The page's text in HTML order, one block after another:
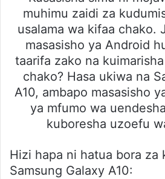
muhimu zaidi za
usalama wa kifaa chako.
masasisho ya Android
taarifa zako na
chako? Hasa ukiwa na
A10, ambapo masasisho
ya mfumo wa
kuboresha uzoefu
Hizi hapa ni hatua bora za
Samsung Galaxy A10: